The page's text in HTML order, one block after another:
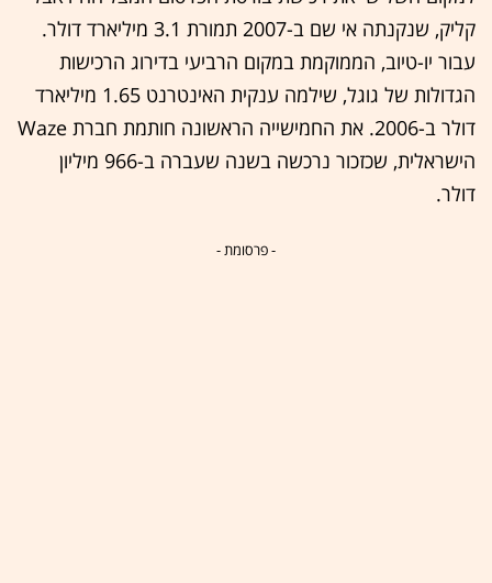
קליק, שנקנתה אי שם ב-2007 תמורת 3.1 מיליארד דולר.
עבור יו-טיוב, הממוקמת במקום הרביעי בדירוג הרכישות
הגדולות של גוגל, שילמה ענקית האינטרנט 1.65 מיליארד
דולר ב-2006. את החמישייה הראשונה חותמת חברת Waze
הישראלית, שכזכור נרכשה בשנה שעברה ב-966 מיליון
דולר.
- פרסומת -